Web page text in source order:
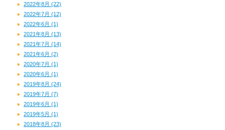
2022年8月 (22)
2022年7月 (12)
2022年6月 (1)
2021年8月 (13)
2021年7月 (14)
2021年6月 (2)
2020年7月 (1)
2020年6月 (1)
2019年8月 (24)
2019年7月 (7)
2019年6月 (1)
2019年5月 (1)
2018年8月 (23)